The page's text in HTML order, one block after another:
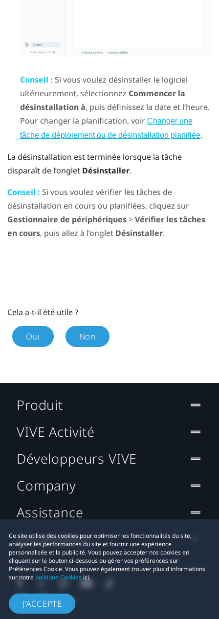
Conseil : Si vous voulez désinstaller le logiciel
ultérieurement, sélectionnez Commencer la
désinstallation à, puis définissez la date et l’heure.
Pour changer la planification, voir Changer une
tâche de déploiement ou de désinstallation planifiée.
La désinstallation est terminée lorsque la tâche
disparaît de l’onglet Désinstaller.
Conseil : Si vous voulez vérifier les tâches de
désinstallation en cours ou planifiées, cliquez sur
Gestionnaire de périphériques>Vérifier les tâches
en cours, puis allez à l’onglet Désinstaller.
Cela a-t-il été utile ?
Oui Non
Ce site utilise des cookies pour optimiser les fonctionnalités du site,
analyser les performances du site et fournir une expérience
personnalisée et la publicité. Vous pouvez accepter nos cookies en
cliquant sur le bouton ci-dessous ou gérer vos préférences sur
Préférences Cookie. Vous pouvez également trouver plus d'informations
sur notre politique Cookiesici.
J'ACCEPTE
Produit
VIVE Activité
Développeurs VIVE
Company
Assistance
Localisation